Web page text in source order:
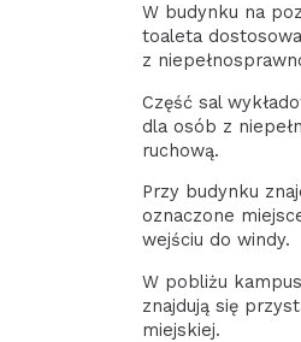
W budynku na
toaleta
z
Część sal
dla osób z
ruchową.
Przy budynku
oznaczone
wejściu do windy.
W pobliżu
znajdują się
miejskiej.